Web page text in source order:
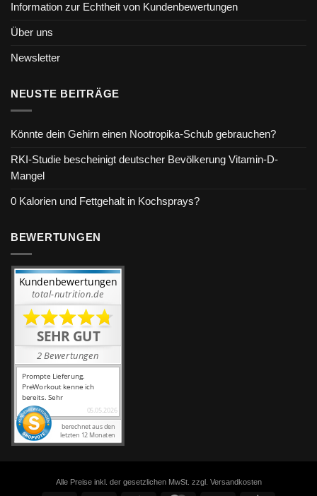
Information zur Echtheit von Kundenbewertungen
Über uns
Newsletter
NEUSTE BEITRÄGE
Könnte dein Gehirn einen Nootropika-Schub gebrauchen?
RKI-Studie bescheinigt deutscher Bevölkerung Vitamin-D-
Mangel
0 Kalorien und Fettgehalt in Kochsprays?
BEWERTUNGEN
Alle Preise inkl. der gesetzlichen MwSt. zzgl. Versandkosten